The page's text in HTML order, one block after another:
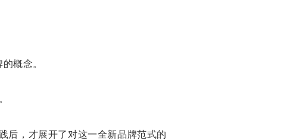
概念。
后，才展开了对这一全新品牌范式的